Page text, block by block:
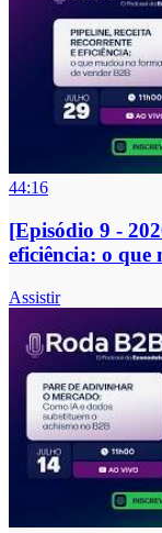
44:16
[Episódio 9 -
eficiência: o
Assistir